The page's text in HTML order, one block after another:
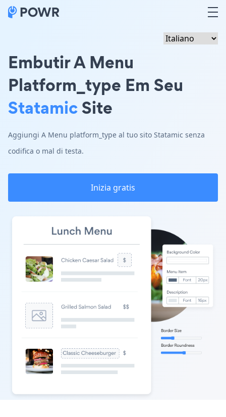
Embutir A Menu
Platform_type Em Seu
StatamicSite
Aggiungi A Menu platform_type al tuo sito Statamic senza
codifica o mal di testa.
Inizia gratis